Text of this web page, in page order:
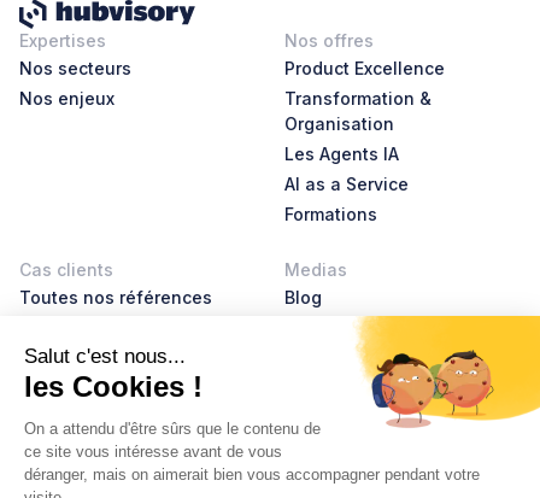
Expertises
Nos secteurs
Nos enjeux
Nos offres
Product Excellence
Transformation &
Organisation
Les Agents IA
AI as a Service
Formations
Cas clients
Toutes nos références
Medias
Blog
AI Leader Stories
Product Leader Stories
Livres blancs
Glossaire
À propos